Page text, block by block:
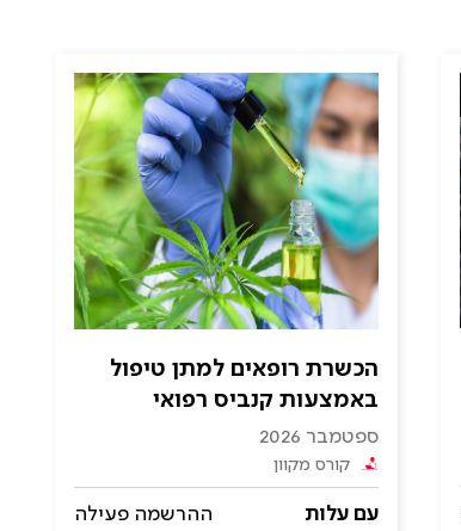
הכשרת רופאים למתן טיפול
באמצעות קנביס רפואי
(Medical Grade)
ספטמבר 2026
קורס מקוון
עם עלות ההרשמה פעילה